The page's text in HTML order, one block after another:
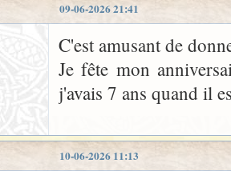
09-06-2026 21:41
C'est amusant de
Je fête mon
j'avais 7 ans quand il
10-06-2026 11:13